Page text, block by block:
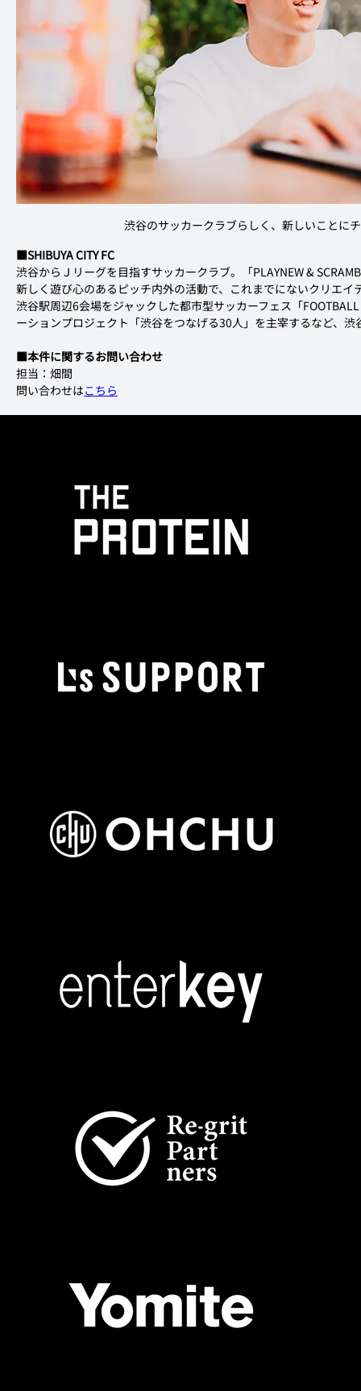
渋谷のサッカークラブらしく、新しいことに
■SHIBUYA CITY FC
渋谷からＪリーグを目指すサッカークラブ。「PLAYNEW &
新しく遊び心のあるピッチ内外の活動で、これまでにないクリエイ
渋谷駅周辺6会場をジャックした都市型サッカーフェス「
ーションプロジェクト「渋谷をつなげる30人」を主宰するなど、
■本件に関するお問い合わせ
担当：畑間
問い合わせはこちら